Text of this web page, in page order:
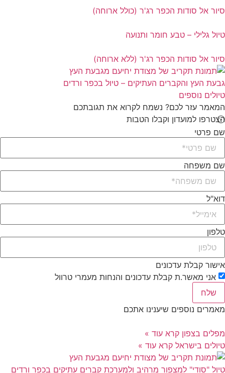
מים, אוכל, ביגוד וציוד
בהתאם לעונה אך רצוי תמיד מומלץ מכנסיים ארוכים וכמובן כובע.
ערכת עזרה ראשונה בסיסית וטלפון נייד טעון ואף מטען חיצוני.
התנהגות בזמן הטיול: קריטי להישאר על השבילים המסומנים ולא
"לעשות שטויות" כמו קפיצות ממקומות גבוהים, טיפוס על עצים ועוד.
חובה להתנהג בהתאם להוראות על שלטי הכניסה לשמורות.
לעולם אל תשאירו לכלוך, ניירות, בקבוקים וחפצים בשטח. אספו את
האשפה שלכם ורצוי גם לנקות לכלוך שמצאתם בשטח ולהשאירו
במצב טוב יותר.
במקרה חרום
טיפול ראשוני במקום ולהוציא את הנפגע מהשטח
בהקדם האפשרי
מומלץ מאוד להוריד את האפליקציה
עזרה ראשונה לכל המקרים ואפשרות קלה להזעקת עזרה.
מידע מפורט יותר מומלץ לקרוא באתר של עמותת מדעת
סיור אל סודות הכפר רג'ר (כולל ארוחה)
טיול גלילי – טבע חומר ותנועה
סיור אל סודות הכפר רג'ר (ללא ארוחה)
גבעת העץ והקברים העתיקים – טיול בכפר ורדים
טיולים נוספים
המאמר עזר לכם? נשמח לקרוא את תגובתכם
הצטרפו למועדון וקבלו הטבות
שם פרטי
שם משפחה
דוא"ל
טלפון
אישור קבלת עדכונים
אני מאשר.ת קבלת עדכונים והנחות מעמרי טרוול
שלח
מאמרים נוספים שיענינו אתכם
מפלים בצפון קרא עוד »
טיולים בישראל קרא עוד »
טיול "סודי" למצפור מרהיב ולמערכת קברים עתיקים בכפר ורדים